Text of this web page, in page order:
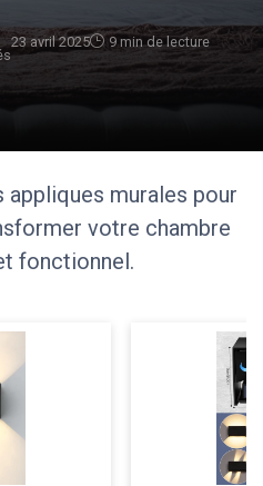
23 avril 2025 9 min de lecture
murales pour
votre chambre
fonctionnel.